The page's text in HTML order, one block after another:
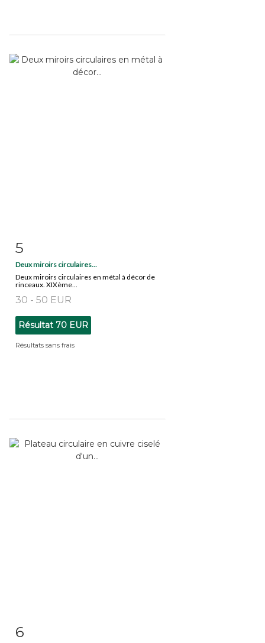
5
Deux miroirs circulaires...
Deux miroirs circulaires en métal à décor de
rinceaux. XIXème...
30 - 50 EUR
Résultat 70 EUR
Résultats sans frais
Fiche détaillée
6